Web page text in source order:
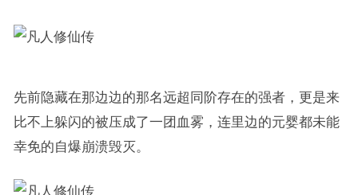
先前隐藏在那边边的那名远超同阶存在的强者，更是来
比不上躲闪的被压成了一团血雾，连里边的元婴都未能
幸免的自爆崩溃毁灭。